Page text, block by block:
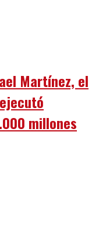
Martínez, el
millones